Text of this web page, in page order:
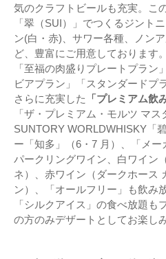
気のクラフトビールも充実。こ
「翠（SUI）」でつくるジント
ン(白・赤)、サワー各種、ノン
ど、豊富にご⽤意しております。
「至福の肉盛りプレートプラン
ビアプラン」「スタンダードプ
さらに充実した
「プレミアム飲
「ザ・プレミアム・モルツ マス
SUNTORY WORLDWHISKY「
ー「知多」（6・7 月）、「メ
パークリングワイン、白ワイン
ネ）、赤ワイン（ダークホース
ン）、「オールフリー」も飲み
「シルクアイス」の食べ放題も
の方のみデザートとしてお楽し